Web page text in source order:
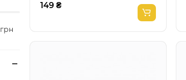
грн
149 ₴